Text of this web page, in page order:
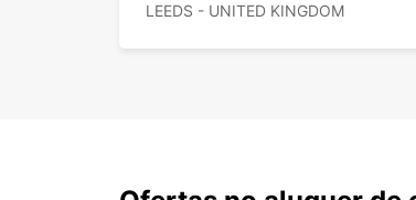
LEEDS - UNITED KINGDOM